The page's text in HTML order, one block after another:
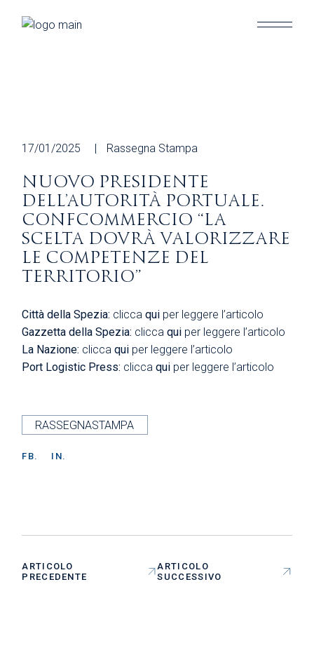
17/01/2025 Rassegna Stampa
NUOVO PRESIDENTE
DELL’AUTORITÀ PORTUALE.
CONFCOMMERCIO “LA
SCELTA DOVRÀ VALORIZZARE
LE COMPETENZE DEL
TERRITORIO”
Città della Spezia: cliccaqui per leggere l’articolo
Gazzetta della Spezia: cliccaqui per leggere l’articolo
La Nazione: cliccaqui per leggere l’articolo
Port Logistic Press: cliccaqui per leggere l’articolo
RASSEGNASTAMPA
FB. IN.
ARTICOLO
PRECEDENTE
ARTICOLO
SUCCESSIVO